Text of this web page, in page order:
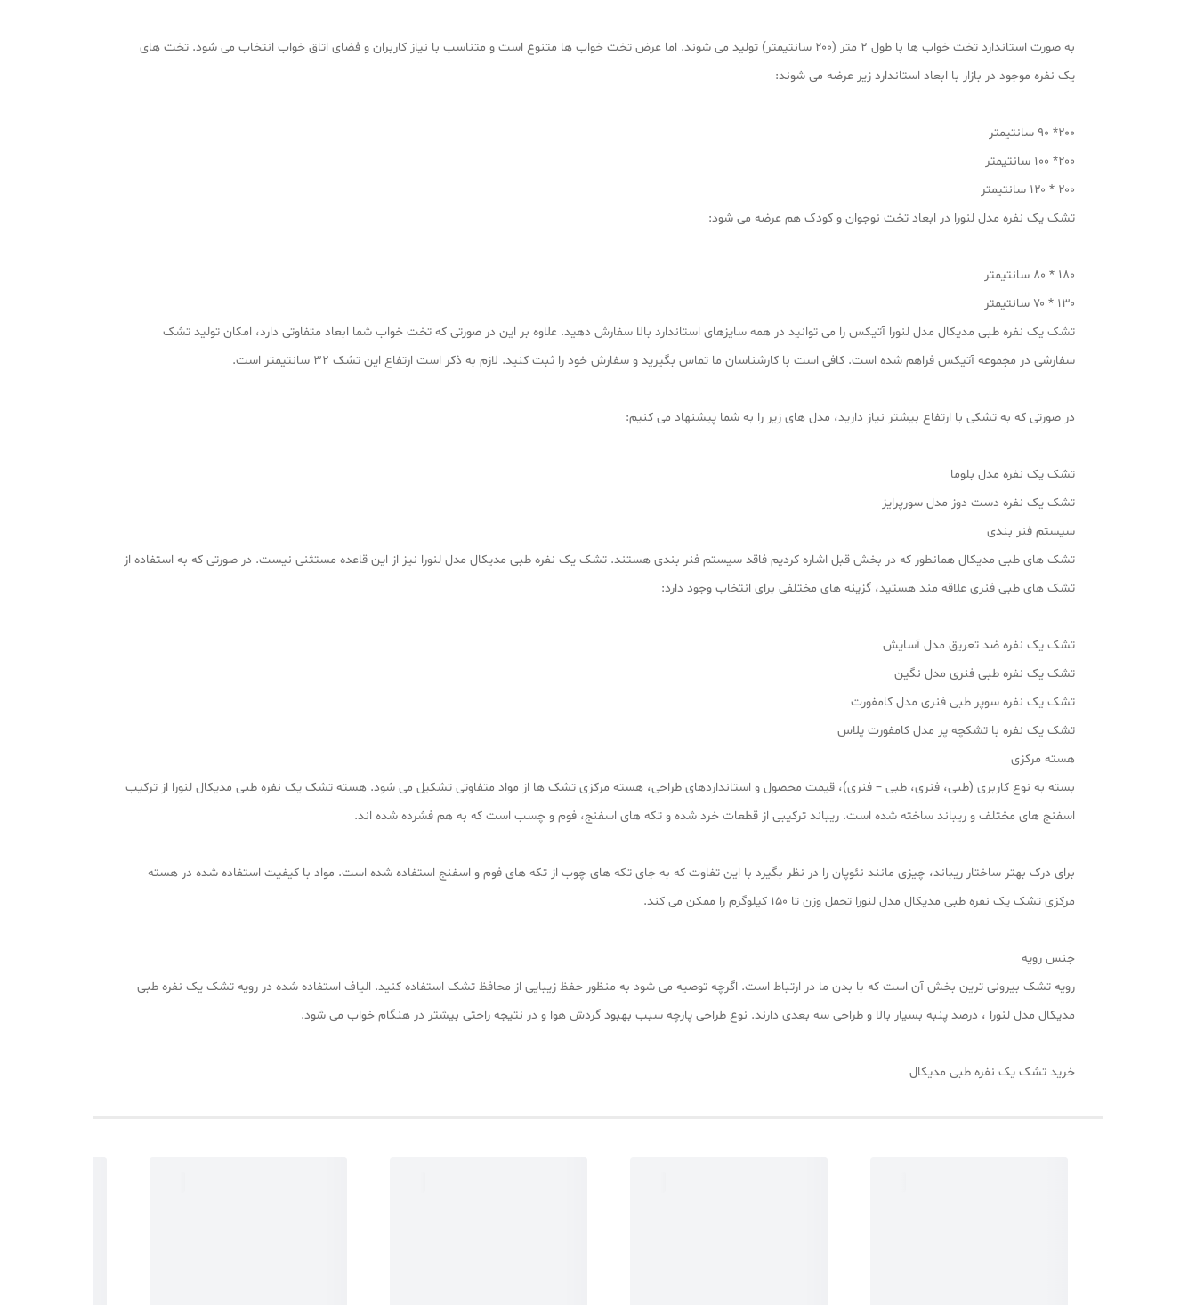
به صورت استاندارد تخت خواب ها با طول ۲ متر (۲۰۰ سانتیمتر) تولید می شوند. اما عرض تخت خواب ها متنوع است و متناسب با نیاز کاربران و فضای اتاق خواب انتخاب می شود. تخت های
یک نفره موجود در بازار با ابعاد استاندارد زیر عرضه می شوند:
۲۰۰* ۹۰ سانتیمتر
۲۰۰* ۱۰۰ سانتیمتر
۲۰۰ * ۱۲۰ سانتیمتر
تشک یک نفره مدل لنورا در ابعاد تخت نوجوان و کودک هم عرضه می شود:
۱۸۰ * ۸۰ سانتیمتر
۱۳۰ * ۷۰ سانتیمتر
تشک یک نفره طبی مدیکال مدل لنورا آتیکس را می توانید در همه سایزهای استاندارد بالا سفارش دهید. علاوه بر این در صورتی که تخت خواب شما ابعاد متفاوتی دارد، امکان تولید تشک
سفارشی در مجموعه آتیکس فراهم شده است. کافی است با کارشناسان ما تماس بگیرید و سفارش خود را ثبت کنید. لازم به ذکر است ارتفاع این تشک ۳۲ سانتیمتر است.
در صورتی که به تشکی با ارتفاع بیشتر نیاز دارید، مدل های زیر را به شما پیشنهاد می کنیم:
تشک یک نفره مدل بلوما
تشک یک نفره دست دوز مدل سورپرایز
سیستم فنر بندی
تشک های طبی مدیکال همانطور که در بخش قبل اشاره کردیم فاقد سیستم فنر بندی هستند. تشک یک نفره طبی مدیکال مدل لنورا نیز از این قاعده مستثنی نیست. در صورتی که به استفاده از
تشک های طبی فنری علاقه مند هستید، گزینه های مختلفی برای انتخاب وجود دارد:
تشک یک نفره ضد تعریق مدل آسایش
تشک یک نفره طبی فنری مدل نگین
تشک یک نفره سوپر طبی فنری مدل کامفورت
تشک یک نفره با تشکچه پر مدل کامفورت پلاس
هسته مرکزی
بسته به نوع کاربری (طبی، فنری، طبی – فنری)، قیمت محصول و استانداردهای طراحی، هسته مرکزی تشک ها از مواد متفاوتی تشکیل می شود. هسته تشک یک نفره طبی مدیکال لنورا از ترکیب
اسفنج های مختلف و ریباند ساخته شده است. ریباند ترکیبی از قطعات خرد شده و تکه های اسفنج، فوم و چسب است که به هم فشرده شده اند.
برای درک بهتر ساختار ریباند، چیزی مانند نئوپان را در نظر بگیرد با این تفاوت که به جای تکه های چوب از تکه های فوم و اسفنج استفاده شده است. مواد با کیفیت استفاده شده در هسته
مرکزی تشک یک نفره طبی مدیکال مدل لنورا تحمل وزن تا ۱۵۰ کیلوگرم را ممکن می کند.
جنس رویه
رویه تشک بیرونی ترین بخش آن است که با بدن ما در ارتباط است. اگرچه توصیه می شود به منظور حفظ زیبایی از محافظ تشک استفاده کنید. الیاف استفاده شده در رویه تشک یک نفره طبی
مدیکال مدل لنورا ، درصد پنبه بسیار بالا و طراحی سه بعدی دارند. نوع طراحی پارچه سبب بهبود گردش هوا و در نتیجه راحتی بیشتر در هنگام خواب می شود.
خرید تشک یک نفره طبی مدیکال